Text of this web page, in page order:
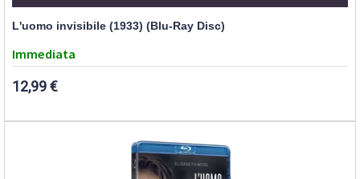
L'uomo invisibile (1933) (Blu-Ray Disc)
Immediata
12,99 €